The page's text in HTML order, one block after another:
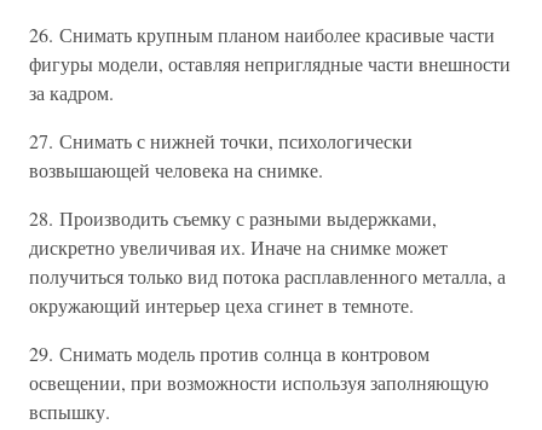
26. Снимать крупным планом наиболее красивые части
фигуры модели, оставляя неприглядные части внешности
за кадром.
27. Снимать с нижней точки, психологически
возвышающей человека на снимке.
28. Производить съемку с разными выдержками,
дискретно увеличивая их. Иначе на снимке может
получиться только вид потока расплавленного металла, а
окружающий интерьер цеха сгинет в темноте.
29. Снимать модель против солнца в контровом
освещении, при возможности используя заполняющую
вспышку.